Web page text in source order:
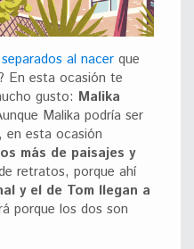
separados al nacer que
En esta ocasión te
gusto: Malika
Malika podría ser
, en esta ocasión
más de paisajes y
retratos, porque ahí
y el de Tom llegan a
porque los dos son